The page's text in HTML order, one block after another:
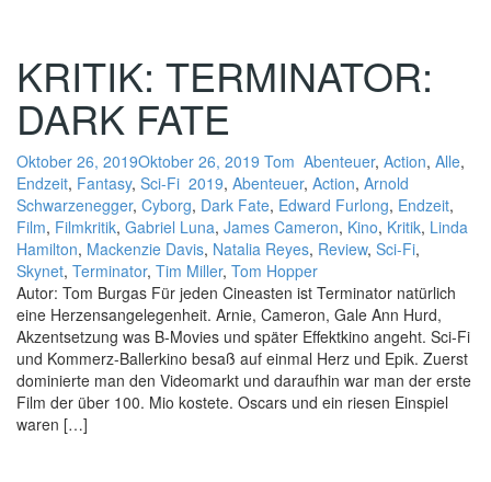
KRITIK: TERMINATOR:
DARK FATE
Oktober 26, 2019Oktober 26, 2019 Tom Abenteuer, Action, Alle,
Endzeit, Fantasy, Sci-Fi 2019, Abenteuer, Action, Arnold
Schwarzenegger, Cyborg, Dark Fate, Edward Furlong, Endzeit,
Film, Filmkritik, Gabriel Luna, James Cameron, Kino, Kritik, Linda
Hamilton, Mackenzie Davis, Natalia Reyes, Review, Sci-Fi,
Skynet, Terminator, Tim Miller, Tom Hopper
Autor: Tom Burgas Für jeden Cineasten ist Terminator natürlich
eine Herzensangelegenheit. Arnie, Cameron, Gale Ann Hurd,
Akzentsetzung was B-Movies und später Effektkino angeht. Sci-Fi
und Kommerz-Ballerkino besaß auf einmal Herz und Epik. Zuerst
dominierte man den Videomarkt und daraufhin war man der erste
Film der über 100. Mio kostete. Oscars und ein riesen Einspiel
waren […]